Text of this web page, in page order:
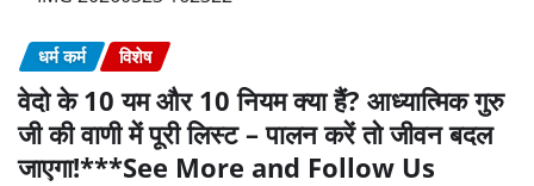
धर्म कर्म विशेष
वेदो के 10 यम और 10 नियम क्या हैं? आध्यात्मिक गुरु
जी की वाणी में पूरी लिस्ट – पालन करें तो जीवन बदल
जाएगा!***See More and Follow Us